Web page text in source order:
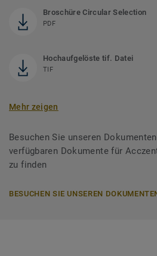
Broschüre Circular Selection
PDF
Hochaufgelöste tif. Datei
TIF
Mehr zeigen
Besuchen Sie unseren
verfügbaren Dokumente für
zu finden
BESUCHEN SIE UNSEREN